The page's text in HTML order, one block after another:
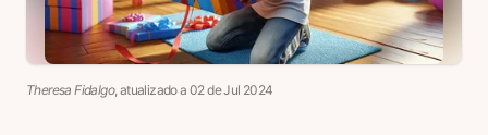
Theresa Fidalgo, atualizado a02deJul 2024